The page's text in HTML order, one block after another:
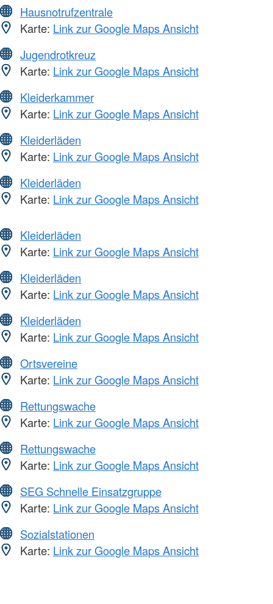
Hausnotrufzentrale
Karte: Link zur Google Maps Ansicht
Jugendrotkreuz
Karte: Link zur Google Maps Ansicht
Kleiderkammer
Karte: Link zur Google Maps Ansicht
Kleiderläden
Karte: Link zur Google Maps Ansicht
Kleiderläden
Karte: Link zur Google Maps Ansicht
Kleiderläden
Karte: Link zur Google Maps Ansicht
Kleiderläden
Karte: Link zur Google Maps Ansicht
Kleiderläden
Karte: Link zur Google Maps Ansicht
Ortsvereine
Karte: Link zur Google Maps Ansicht
Rettungswache
Karte: Link zur Google Maps Ansicht
Rettungswache
Karte: Link zur Google Maps Ansicht
SEG Schnelle Einsatzgruppe
Karte: Link zur Google Maps Ansicht
Sozialstationen
Karte: Link zur Google Maps Ansicht